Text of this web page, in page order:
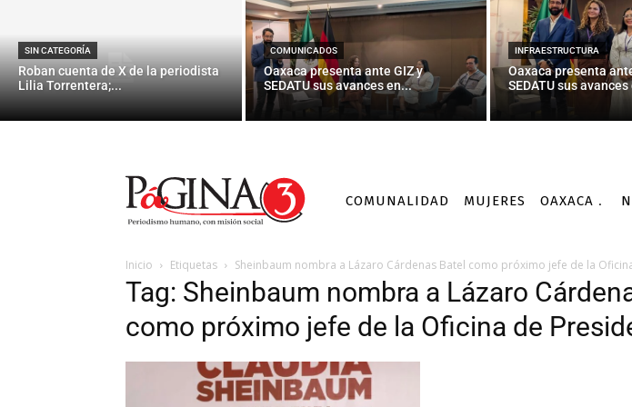
SIN CATEGORÍA
Roban cuenta de X de la periodista
Lilia Torrentera;...
COMUNICADOS
Oaxaca presenta ante GIZ y
SEDATU sus avances en...
INFRAESTRUCTURA
Oaxaca presenta
SEDATU sus avances
COMUNALIDAD MUJERES OAXACA
Inicio Etiquetas Sheinbaum nombra a Lázaro Cárdenas Batel como próximo jefe de la
Tag: Sheinbaum nombra a Lázaro
como próximo jefe de la Oficina de